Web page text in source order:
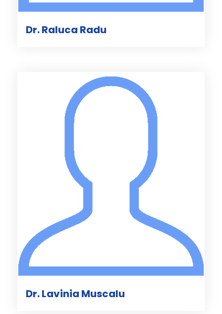
Dr. Raluca Radu
Dr. Lavinia Muscalu